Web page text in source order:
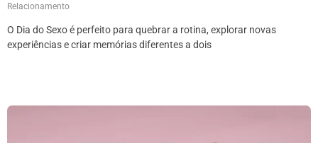
Relacionamento
O Dia do Sexo é perfeito para quebrar a rotina, explorar novas
experiências e criar memórias diferentes a dois